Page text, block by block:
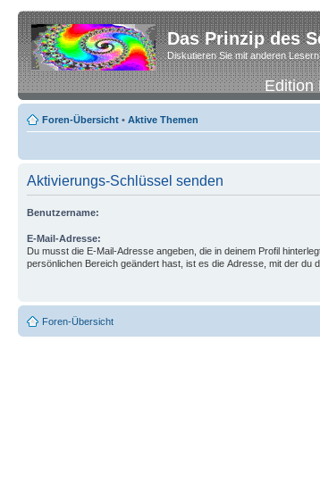
Das Prinzip des
Diskutieren Sie mit anderen
Foren-Übersicht • Aktive Themen
Aktivierungs-Schlüssel senden
Benutzername:
E-Mail-Adresse:
Du musst die E-Mail-Adresse angeben, die in deinem Profil
persönlichen Bereich geändert hast, ist es die Adresse, mit der du
Foren-Übersicht